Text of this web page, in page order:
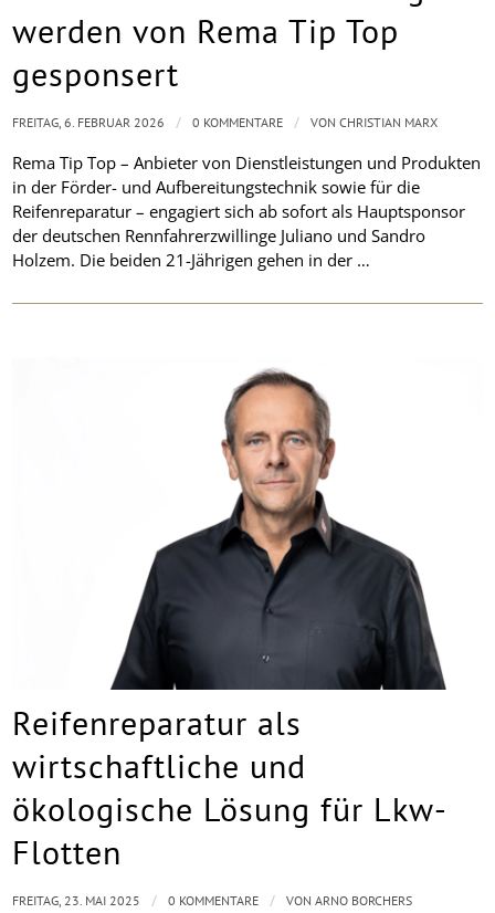
werden von Rema Tip Top
gesponsert
Rema Tip Top – Anbieter von Dienstleistungen und Produkten
in der Förder- und Aufbereitungstechnik sowie für die
Reifenreparatur – engagiert sich ab sofort als Hauptsponsor
der deutschen Rennfahrerzwillinge Juliano und Sandro
Holzem. Die beiden 21-Jährigen gehen in der …
FREITAG, 6. FEBRUAR 2026 / 0 KOMMENTARE / VONCHRISTIAN MARX
Reifenreparatur als
wirtschaftliche und
ökologische Lösung für Lkw-
Flotten
FREITAG, 23. MAI 2025 / 0 KOMMENTARE / VONARNO BORCHERS